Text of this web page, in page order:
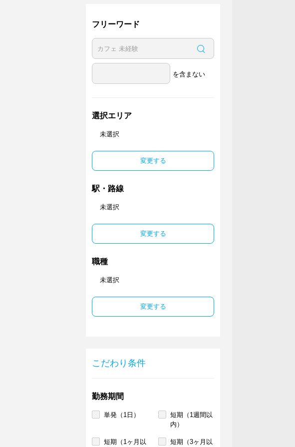
フリーワード
を含まない
選択エリア
未選択
変更する
駅・路線
未選択
変更する
職種
未選択
変更する
こだわり条件
勤務期間
単発（1日）
短期（1週間以
内）
短期（1ヶ月以
短期（3ヶ月以